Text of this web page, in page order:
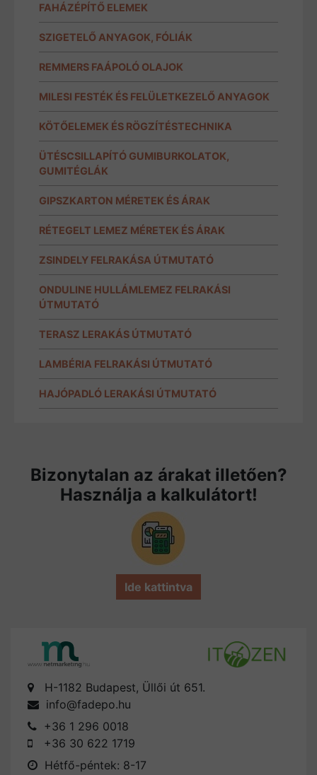
FAHÁZÉPÍTŐ ELEMEK
SZIGETELŐ ANYAGOK, FÓLIÁK
REMMERS FAÁPOLÓ OLAJOK
MILESI FESTÉK ÉS FELÜLETKEZELŐ ANYAGOK
KÖTŐELEMEK ÉS RÖGZÍTÉSTECHNIKA
ÜTÉSCSILLAPÍTÓ GUMIBURKOLATOK,
GUMITÉGLÁK
GIPSZKARTON MÉRETEK ÉS ÁRAK
RÉTEGELT LEMEZ MÉRETEK ÉS ÁRAK
ZSINDELY FELRAKÁSA ÚTMUTATÓ
ONDULINE HULLÁMLEMEZ FELRAKÁSI
ÚTMUTATÓ
TERASZ LERAKÁS ÚTMUTATÓ
LAMBÉRIA FELRAKÁSI ÚTMUTATÓ
HAJÓPADLÓ LERAKÁSI ÚTMUTATÓ
Bizonytalan az árakat illetően?
Használja a kalkulátort!
Ide kattintva
H-1182 Budapest, Üllői út 651.
info@fadepo.hu
+36 1 296 0018
+36 30 622 1719
Hétfő-péntek: 8-17